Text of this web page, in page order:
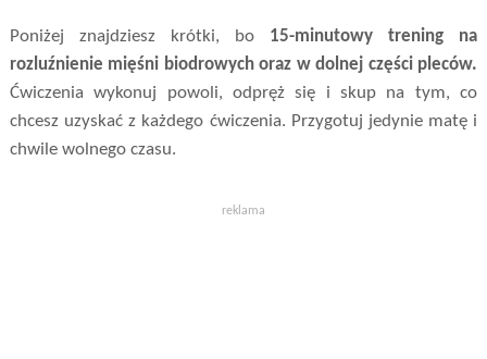
Poniżej znajdziesz krótki, bo 15-minutowy trening na
rozluźnienie mięśni biodrowych oraz w dolnej części pleców.
Ćwiczenia wykonuj powoli, odpręż się i skup na tym, co
chcesz uzyskać z każdego ćwiczenia. Przygotuj jedynie matę i
chwile wolnego czasu.
reklama